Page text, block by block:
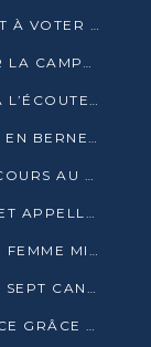
LES SAGES DE MOUYONDZI APPELLENT À VOTER DENIS SASSOU-NGUESSO
LE CLUB 2002-PUR SE MOBILISE POUR LA CAMPAGNE
JOSEPH KIGNOUMBI KIA MBOUNGOU À L’ÉCOUTE DE TALANGAÏ
DÉCÈS DE FIRMIN AYESSA : DRAPEAUX EN BERNE LUNDI
PR. AIMÉ CHRISTIAN KAYATH : UN PARCOURS AU SERVICE DE LA RECHERCHE ET DE L’INNOVATION
L’OMS SALUE LA RIPOSTE DU CONGO ET APPELLE À DES RÉFORMES DURABLES
HOMMAGES OFFICIELS À LA PREMIÈRE FEMME MINISTRE DU CONGO
LA COUR CONSTITUTIONNELLE VALIDE SEPT CANDIDATURES POUR LA PRÉSIDENTIELLE
CONNECTIVITÉ LE CONGO SE RENFORCE GRÂCE AU CÂBLE 2AFRICA